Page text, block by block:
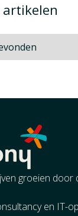
groeien door
en IT-